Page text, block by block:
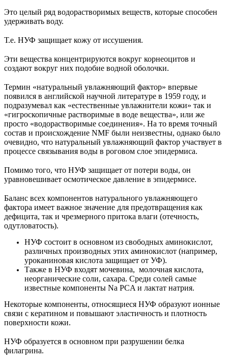
Это целый ряд водорастворимых веществ, которые способен
удерживать воду.
Т.е. НУФ защищает кожу от иссушения.
Эти вещества концентрируются вокруг корнеоцитов и
создают вокруг них подобие водной оболочки.
Термин «натуральный увлажняющий фактор» впервые
появился в английской научной литературе в 1959 году, и
подразумевал как «естественные увлажнители кожи» так и
«гигроскопичные растворимые в воде вещества», или же
просто «водорастворимые соединения». На то время точный
состав и происхождение NMF были неизвестны, однако было
очевидно, что натуральный увлажняющий фактор участвует в
процессе связывания воды в роговом слое эпидермиса.
Помимо того, что НУФ защищает от потери воды, он
уравновешивает осмотическое давление в эпидермисе.
Баланс всех компонентов натурального увлажняющего
фактора имеет важное значение для предотвращения как
дефицита, так и чрезмерного притока влаги (отечность,
одутловатость).
НУФ состоит в основном из свободных аминокислот,
различных производных этих аминокислот (например,
уроканиновая кислота защищает от УФ).
Также в НУФ входят мочевина, молочная кислота,
неорганические соли, сахара. Среди солей самые
известные компоненты Na PCA и лактат натрия.
Некоторые компоненты, относящиеся НУФ образуют ионные
связи с кератином и повышают эластичность и плотность
поверхности кожи.
НУФ образуется в основном при разрушении белка
филагрина.